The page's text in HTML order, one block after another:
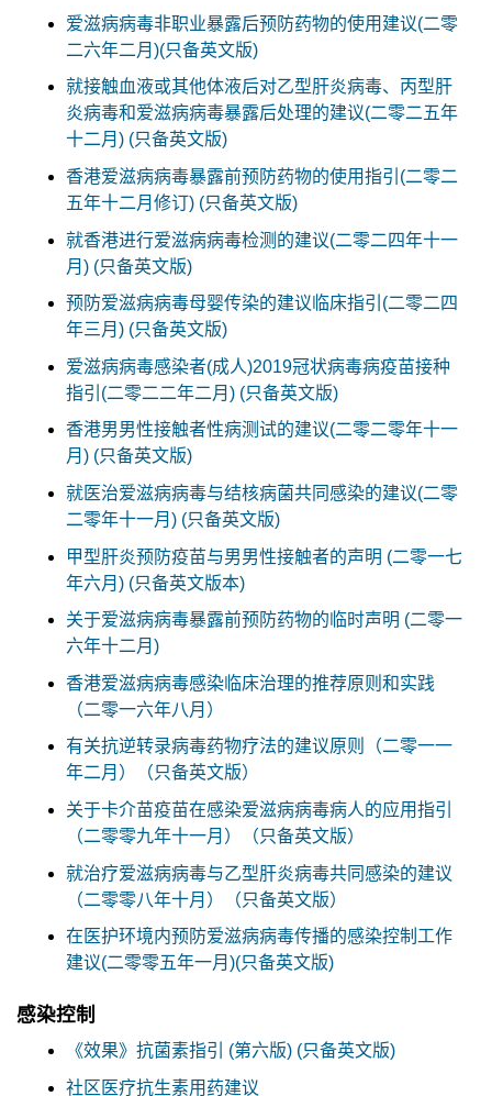
爱滋病病毒非职业暴露后预防药物的使用建议(二零
二六年二月)(只备英文版)
就接触血液或其他体液后对乙型肝炎病毒、丙型肝
炎病毒和爱滋病病毒暴露后处理的建议(二零二五年
十二月) (只备英文版)
香港爱滋病病毒暴露前预防药物的使用指引(二零二
五年十二月修订) (只备英文版)
就香港进行爱滋病病毒检测的建议(二零二四年十一
月) (只备英文版)
预防爱滋病病毒母婴传染的建议临床指引(二零二四
年三月) (只备英文版)
爱滋病病毒感染者(成人)2019冠状病毒病疫苗接种
指引(二零二二年二月) (只备英文版)
香港男男性接触者性病测试的建议(二零二零年十一
月) (只备英文版)
就医治爱滋病病毒与结核病菌共同感染的建议(二零
二零年十一月) (只备英文版)
甲型肝炎预防疫苗与男男性接触者的声明 (二零一七
年六月) (只备英文版本)
关于爱滋病病毒暴露前预防药物的临时声明 (二零一
六年十二月)
香港爱滋病病毒感染临床治理的推荐原则和实践
（二零一六年八月）
有关抗逆转录病毒药物疗法的建议原则（二零一一
年二月）（只备英文版）
关于卡介苗疫苗在感染爱滋病病毒病人的应用指引
（二零零九年十一月）（只备英文版）
就治疗爱滋病病毒与乙型肝炎病毒共同感染的建议
（二零零八年十月）（只备英文版）
在医护环境内预防爱滋病病毒传播的感染控制工作
建议(二零零五年一月)(只备英文版)
感染控制
《效果》抗菌素指引 (第六版) (只备英文版)
社区医疗抗生素用药建议